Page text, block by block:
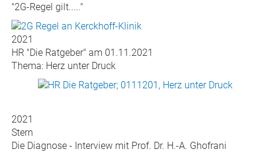
2021
Wetterauer Zeitung 06.11.2021
"2G-Regel gilt....."
2021
HR "Die Ratgeber" am 01.11.2021
Thema: Herz unter Druck
2021